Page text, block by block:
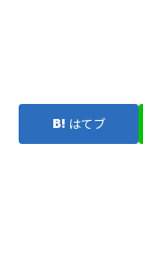
はてブ